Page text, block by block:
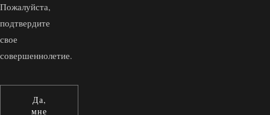
Пожалуйста,
подтвердите
свое
совершеннолетие.
Да,
мне